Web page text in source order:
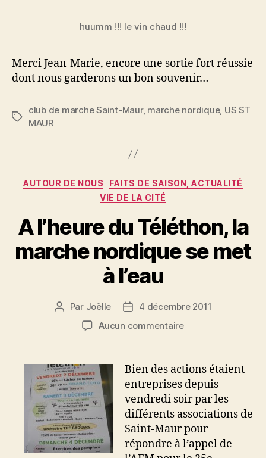
huumm !!! le vin chaud !!!
Merci Jean-Marie, encore une sortie fort réussie
dont nous garderons un bon souvenir…
Étiquettes
club de marche Saint-Maur, marche nordique, US ST
MAUR
Catégories
AUTOUR DE NOUS
FAITS DE SAISON, ACTUALITÉ
VIE DE LA CITÉ
A l’heure du Téléthon, la
marche nordique se met
à l’eau
Auteur
l’article
Par Joëlle
Date4 décembre 2011
Aucun commentairesur
du
Téléthon,
la
marche
nordique
se
met
Bien des actions étaient
entreprises depuis
vendredi soir par les
différents associations de
Saint-Maur pour
répondre à l’appel de